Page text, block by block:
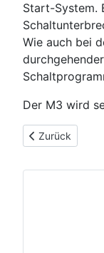
Start-System.
Wie auch bei
Der M3 wird
Vorheriger
Zurück